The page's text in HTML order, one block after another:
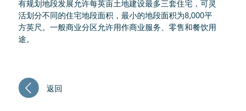
有规划地段发展允许每英亩土地建设最多三套住宅，可灵
活划分不同的住宅地段面积，最小的地段面积为8,000平
方英尺。一般商业分区允许用作商业服务、零售和餐饮用
途。
返回